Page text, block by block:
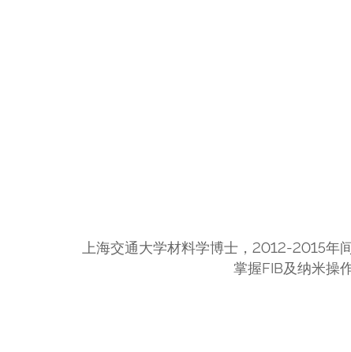
上海交通大学材料学博士，2012-2015年
掌握FIB及纳米操